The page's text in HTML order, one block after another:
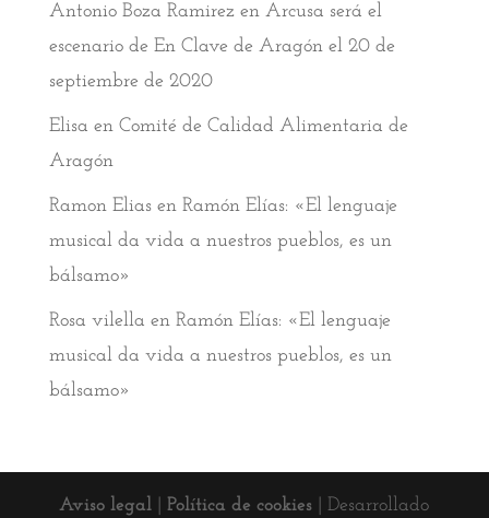
Antonio Boza Ramirez en Arcusa será el
escenario de En Clave de Aragón el 20 de
septiembre de 2020
Elisa en Comité de Calidad Alimentaria de
Aragón
Ramon Eliasen Ramón Elías: «El lenguaje
musical da vida a nuestros pueblos, es un
bálsamo»
Rosa vilella en Ramón Elías: «El lenguaje
musical da vida a nuestros pueblos, es un
bálsamo»
Aviso legal |Política de cookies | Desarrollado